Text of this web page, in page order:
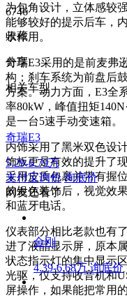
为包角设计，立体感较
能够较好的提示后车，
示作用。
奇瑞E3采用的是前麦弗
构；刹车系统为前盘后
方案。动力方面，E3全
率80kW，峰值扭矩
是一台5速手动变速箱。
内饰采用了黑米双色设
饰板更是有效的提升了
采用皮质包裹并带有握
的银色装饰后，视觉效
和蓝牙电话。
仪表部分相比老款也有
进了液晶显示屏，原本
状态指示灯的集中显示
光驱，仅支持收音机和
屏操作，如果能把常用
6746
收藏
分享
相关车型
奇瑞E3
5.29-6.79万
支付宝询价 询底价
网友还看了
金刚
4.39-6.68万 询底价